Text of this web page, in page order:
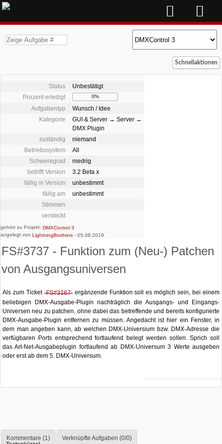
Schnellaktionen
Status
Unbestätigt
Prozent erledigt
0%
Aufgabentyp
Wunsch / Idee
Kategorie
GUI & Server → Server →
DMX Plugin
zuständig
niemand
Betriebssystem
All
Schweregrad
niedrig
betrifft Version
3.2 Beta x
fällig in Version
unbestimmt
fällig am
unbestimmt
Stimmen
versteckt
gehört zu Projekt: DMXControl 3
angelegt von LightningBrothers - 05.08.2019
FS#3737 - Funktion zum (Neu-) Patchen
von Ausgangsuniversen
Als zum Ticket FS#3167 ergänzende Funktion soll es möglich sein, bei einem
beliebigen DMX-Ausgabe-Plugin nachträglich die Ausgangs- und Eingangs-
Universen neu zu patchen, ohne dabei das betreffende und bereits konfigurierte
DMX-Ausgabe-Plugin entfernen zu müssen. Angedacht ist hier ein Fenster, in
dem man angeben kann, ab welchen DMX-Universium bzw. DMX-Adresse die
verfügbaren Ports entsprechend fortlaufend belegt werden sollen. Sprich soll
das Art-Net-Ausgabeplugin fortlaufend ab DMX-Universum 3 Werte ausgeben
oder erst ab dem 5. DMX-Universum.
Kommentare (1)
Verknüpfte Aufgaben (0/0)